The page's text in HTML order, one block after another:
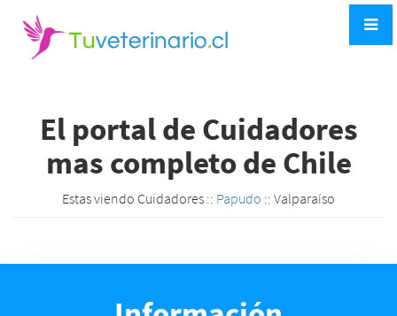
El portal de Cuidadores
mas completo de Chile
Estas viendo Cuidadores :: Papudo :: Valparaíso